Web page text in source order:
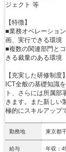
ジェクト 等
【特徴】
■業務オペレーショ
画、実行できる環境
■複数の関連部門と
きる裁量のある環境
【充実した研修制度】
ICT全般の基礎知識
ト、さらには所属部
きます。また新しい
極的にスキルアップ
勤務地 東京都
給与 年収：